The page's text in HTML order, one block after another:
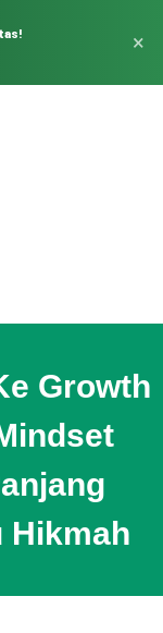
×
Growth
Hikmah